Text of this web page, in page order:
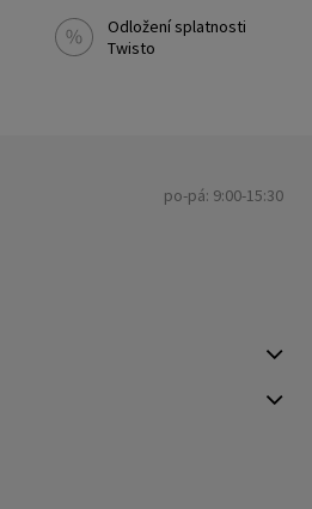
Odložení splatnosti
Twisto
po-pá: 9:00-15:30